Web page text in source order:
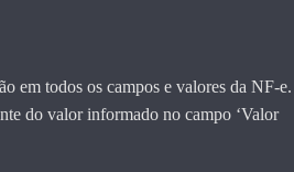
em todos os campos e valores da NF-e.
do valor informado no campo ‘Valor